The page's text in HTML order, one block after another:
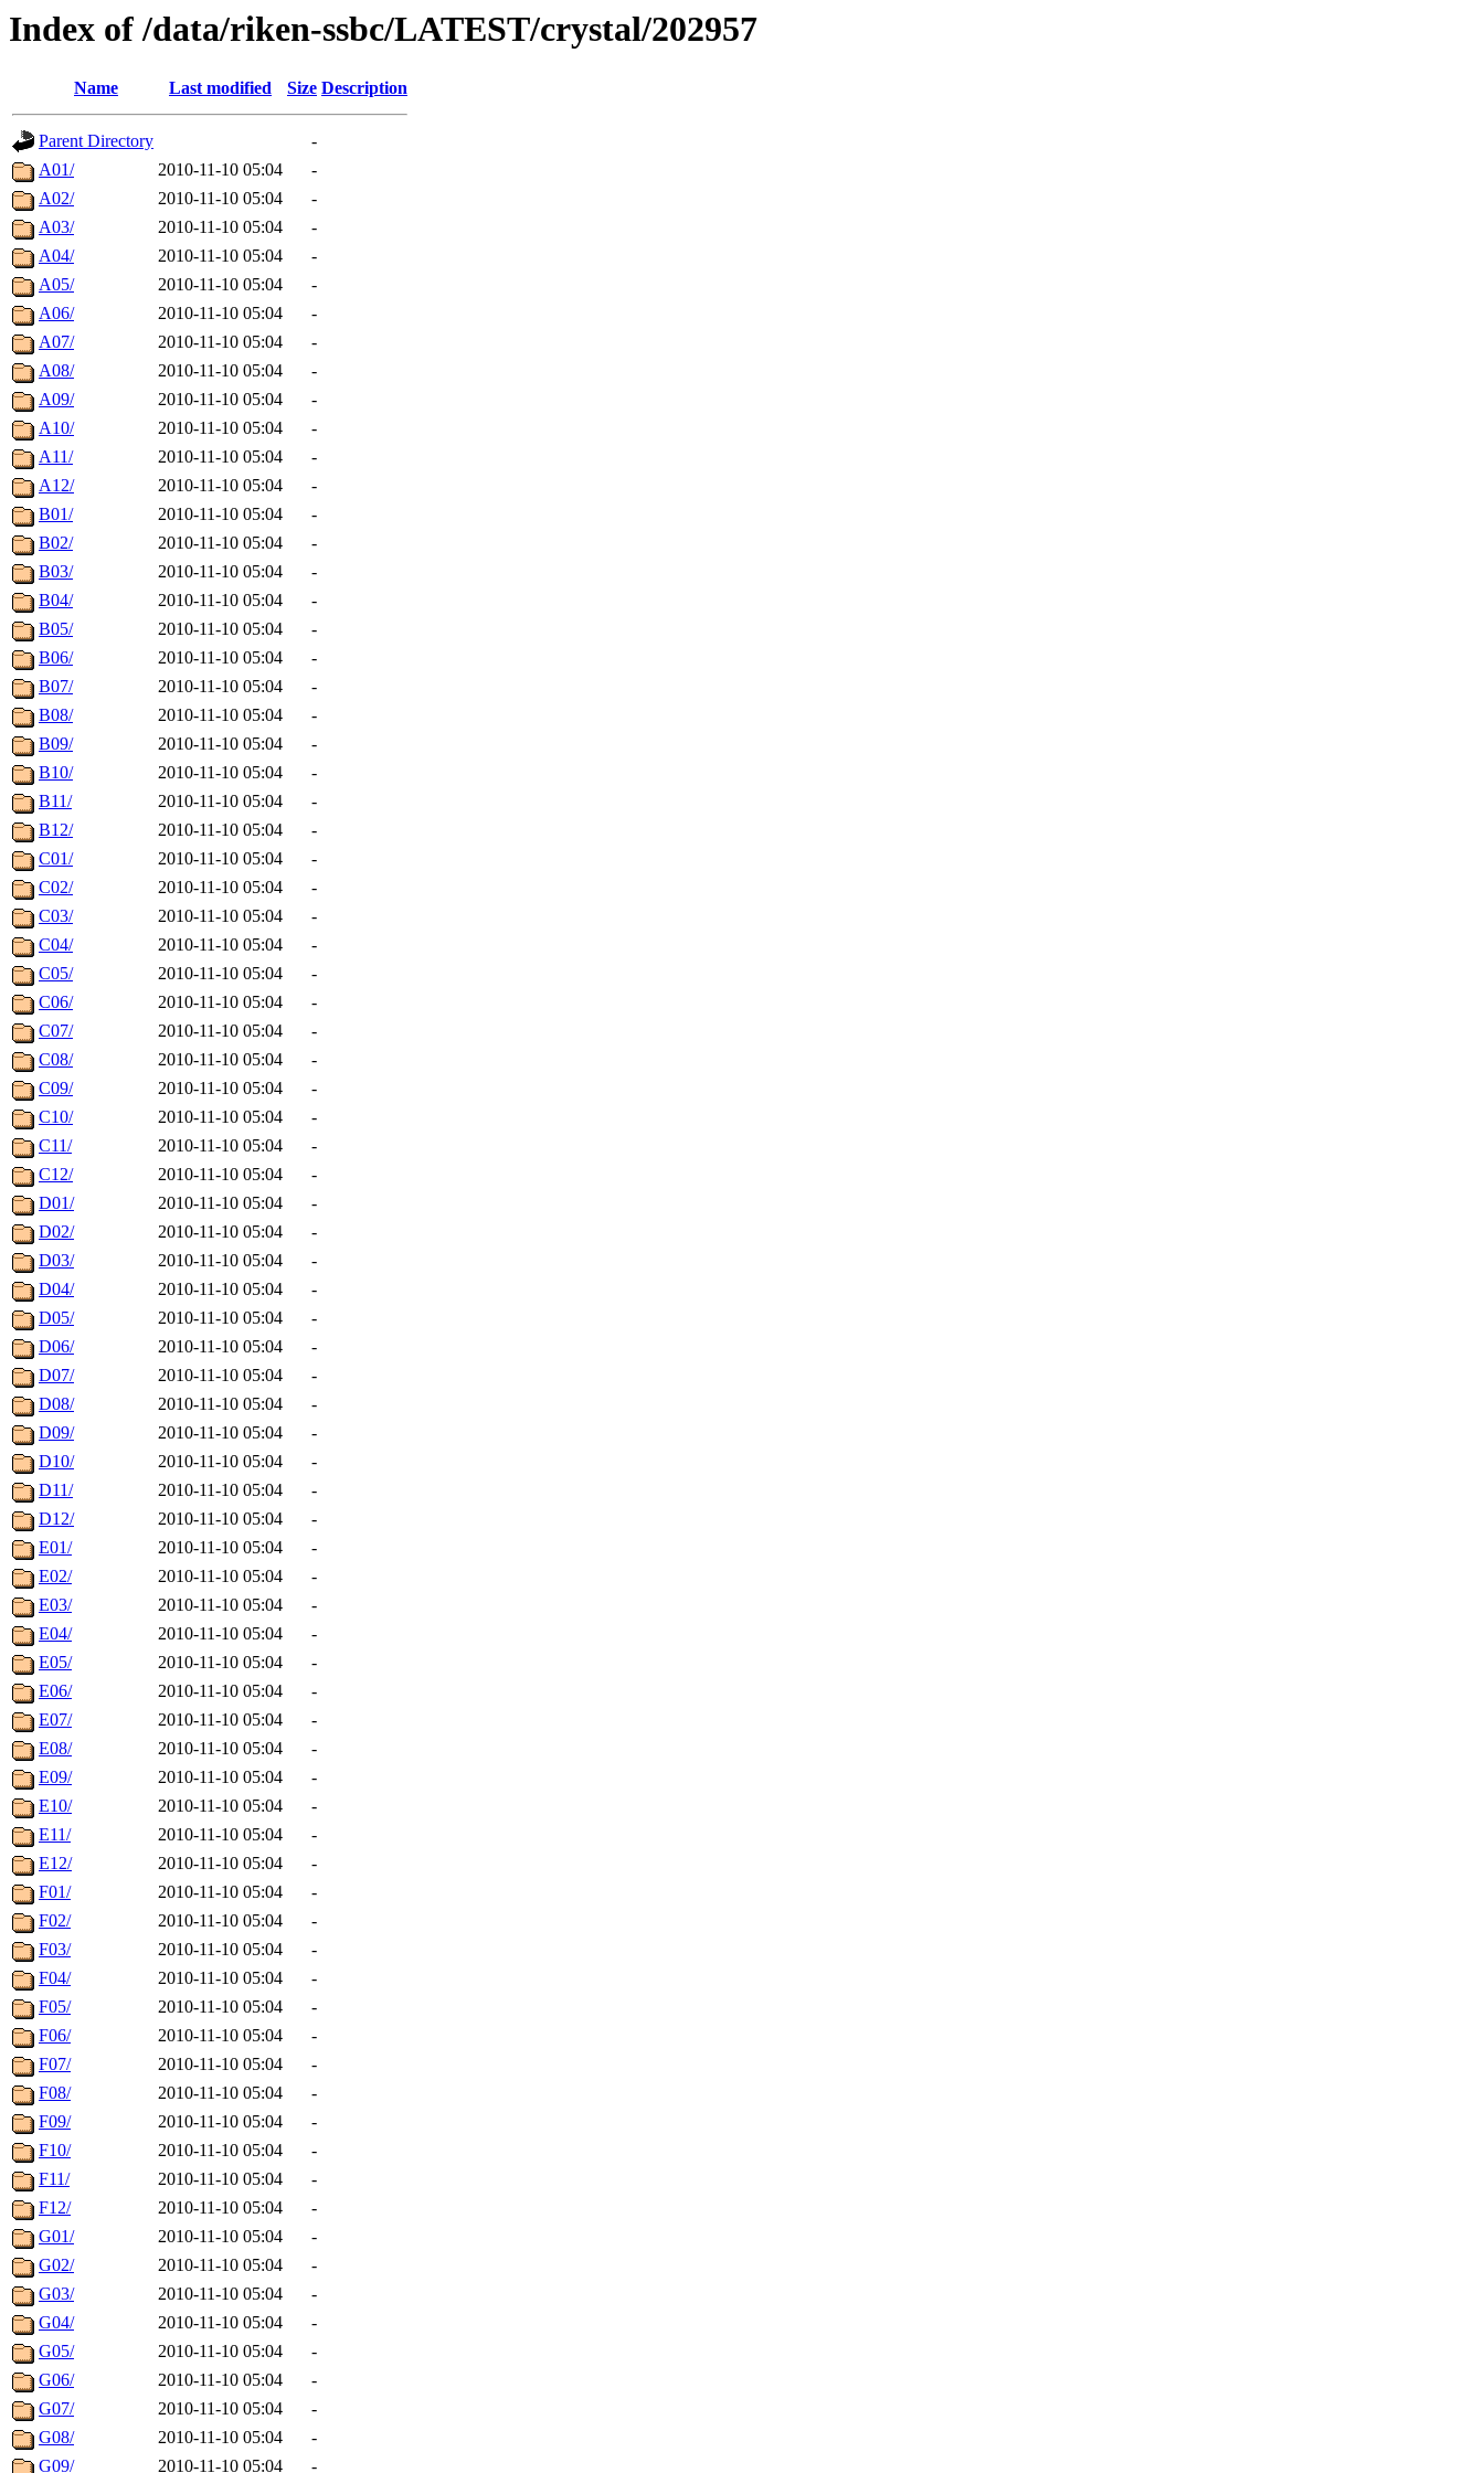
Index of /data/riken-ssbc/LATEST/crystal/202957
Name Last modified Size Description
Parent Directory
-
A01/
2010-11-10 05:04
-
A02/
2010-11-10 05:04
-
A03/
2010-11-10 05:04
-
A04/
2010-11-10 05:04
-
A05/
2010-11-10 05:04
-
A06/
2010-11-10 05:04
-
A07/
2010-11-10 05:04
-
A08/
2010-11-10 05:04
-
A09/
2010-11-10 05:04
-
A10/
2010-11-10 05:04
-
A11/
2010-11-10 05:04
-
A12/
2010-11-10 05:04
-
B01/
2010-11-10 05:04
-
B02/
2010-11-10 05:04
-
B03/
2010-11-10 05:04
-
B04/
2010-11-10 05:04
-
B05/
2010-11-10 05:04
-
B06/
2010-11-10 05:04
-
B07/
2010-11-10 05:04
-
B08/
2010-11-10 05:04
-
B09/
2010-11-10 05:04
-
B10/
2010-11-10 05:04
-
B11/
2010-11-10 05:04
-
B12/
2010-11-10 05:04
-
C01/
2010-11-10 05:04
-
C02/
2010-11-10 05:04
-
C03/
2010-11-10 05:04
-
C04/
2010-11-10 05:04
-
C05/
2010-11-10 05:04
-
C06/
2010-11-10 05:04
-
C07/
2010-11-10 05:04
-
C08/
2010-11-10 05:04
-
C09/
2010-11-10 05:04
-
C10/
2010-11-10 05:04
-
C11/
2010-11-10 05:04
-
C12/
2010-11-10 05:04
-
D01/
2010-11-10 05:04
-
D02/
2010-11-10 05:04
-
D03/
2010-11-10 05:04
-
D04/
2010-11-10 05:04
-
D05/
2010-11-10 05:04
-
D06/
2010-11-10 05:04
-
D07/
2010-11-10 05:04
-
D08/
2010-11-10 05:04
-
D09/
2010-11-10 05:04
-
D10/
2010-11-10 05:04
-
D11/
2010-11-10 05:04
-
D12/
2010-11-10 05:04
-
E01/
2010-11-10 05:04
-
E02/
2010-11-10 05:04
-
E03/
2010-11-10 05:04
-
E04/
2010-11-10 05:04
-
E05/
2010-11-10 05:04
-
E06/
2010-11-10 05:04
-
E07/
2010-11-10 05:04
-
E08/
2010-11-10 05:04
-
E09/
2010-11-10 05:04
-
E10/
2010-11-10 05:04
-
E11/
2010-11-10 05:04
-
E12/
2010-11-10 05:04
-
F01/
2010-11-10 05:04
-
F02/
2010-11-10 05:04
-
F03/
2010-11-10 05:04
-
F04/
2010-11-10 05:04
-
F05/
2010-11-10 05:04
-
F06/
2010-11-10 05:04
-
F07/
2010-11-10 05:04
-
F08/
2010-11-10 05:04
-
F09/
2010-11-10 05:04
-
F10/
2010-11-10 05:04
-
F11/
2010-11-10 05:04
-
F12/
2010-11-10 05:04
-
G01/
2010-11-10 05:04
-
G02/
2010-11-10 05:04
-
G03/
2010-11-10 05:04
-
G04/
2010-11-10 05:04
-
G05/
2010-11-10 05:04
-
G06/
2010-11-10 05:04
-
G07/
2010-11-10 05:04
-
G08/
2010-11-10 05:04
-
G09/
2010-11-10 05:04 -